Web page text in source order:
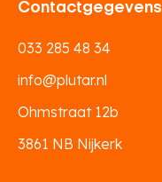
Contactgegevens
033 285 48 34
info@plutar.nl
Ohmstraat 12b
3861 NB Nijkerk